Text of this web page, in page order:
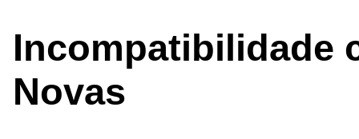
Incompatibilidade
Novas